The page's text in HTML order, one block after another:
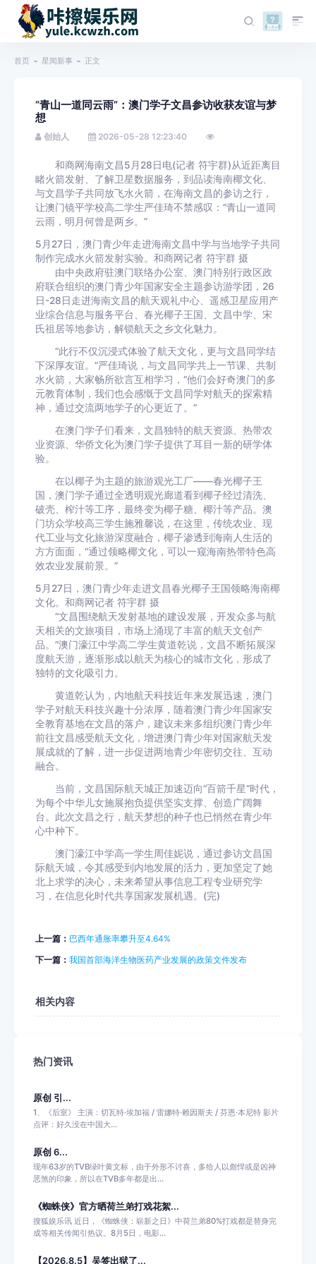
首页 星闻新事 正文
“青山一道同云雨”：澳门学子文昌参访收获友谊与梦
想
创始人 2026-05-28 12:23:40
和商网海南文昌5月28日电(记者 符宇群)从近距离目
睹火箭发射、了解卫星数据服务，到品读海南椰文化、
与文昌学子共同放飞水火箭，在海南文昌的参访之行，
让澳门镜平学校高二学生严佳琦不禁感叹：“青山一道同
云雨，明月何曾是两乡。”
5月27日，澳门青少年走进海南文昌中学与当地学子共同
制作完成水火箭发射实验。和商网记者 符宇群 摄
由中央政府驻澳门联络办公室、澳门特别行政区政
府联合组织的澳门青少年国家安全主题参访游学团，26
日-28日走进海南文昌的航天观礼中心、遥感卫星应用产
业综合信息与服务平台、春光椰子王国、文昌中学、宋
氏祖居等地参访，解锁航天之乡文化魅力。
“此行不仅沉浸式体验了航天文化，更与文昌同学结
下深厚友谊。”严佳琦说，与文昌同学共上一节课、共制
水火箭，大家畅所欲言互相学习，“他们会好奇澳门的多
元教育体制，我们也会感慨于文昌同学对航天的探索精
神，通过交流两地学子的心更近了。”
在澳门学子们看来，文昌独特的航天资源、热带农
业资源、华侨文化为澳门学子提供了耳目一新的研学体
验。
在以椰子为主题的旅游观光工厂——春光椰子王
国，澳门学子通过全透明观光廊道看到椰子经过清洗、
破壳、榨汁等工序，最终变为椰子糖、椰汁等产品。澳
门坊众学校高三学生施雅馨说，在这里，传统农业、现
代工业与文化旅游深度融合，椰子渗透到海南人生活的
方方面面，“通过领略椰文化，可以一窥海南热带特色高
效农业发展前景。”
5月27日，澳门青少年走进文昌春光椰子王国领略海南椰
文化。和商网记者 符宇群 摄
“文昌围绕航天发射基地的建设发展，开发众多与航
天相关的文旅项目，市场上涌现了丰富的航天文创产
品。”澳门濠江中学高二学生黄道乾说，文昌不断拓展深
度航天游，逐渐形成以航天为核心的城市文化，形成了
独特的文化吸引力。
黄道乾认为，内地航天科技近年来发展迅速，澳门
学子对航天科技兴趣十分浓厚，随着澳门青少年国家安
全教育基地在文昌的落户，建议未来多组织澳门青少年
前往文昌感受航天文化，增进澳门青少年对国家航天发
展成就的了解，进一步促进两地青少年密切交往、互动
融合。
当前，文昌国际航天城正加速迈向“百箭千星”时代，
为每个中华儿女施展抱负提供坚实支撑、创造广阔舞
台。此次文昌之行，航天梦想的种子也已悄然在青少年
心中种下。
澳门濠江中学高一学生周佳妮说，通过参访文昌国
际航天城，令其感受到内地发展的活力，更加坚定了她
北上求学的决心，未来希望从事信息工程专业研究学
习，在信息化时代共享国家发展机遇。(完)
上一篇： 巴西年通胀率攀升至4.64%
下一篇： 我国首部海洋生物医药产业发展的政策文件发布
相关内容
热门资讯
原创 引...
1、《后室》 主演：切瓦特·埃加福 / 雷娜特·赖因斯夫 / 芬恩·本尼特 影片
点评：好久没在中国大...
原创 6...
现年63岁的TVB绿叶黄文标，由于外形不讨喜，多给人以彪悍或是凶神
恶煞的印象，所以在TVB多年都是出...
《蜘蛛侠》官方晒荷兰弟打戏花絮...
搜狐娱乐讯 近日，《蜘蛛侠：崭新之日》中荷兰弟80%打戏都是替身完
成等相关传闻引热议。8月5日，电影...
【2026.8.5】吴签出狱了...